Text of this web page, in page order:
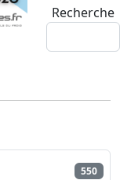
Recherche
550